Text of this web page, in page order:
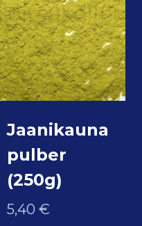
Jaanikauna
pulber
(250g)
5,40 €